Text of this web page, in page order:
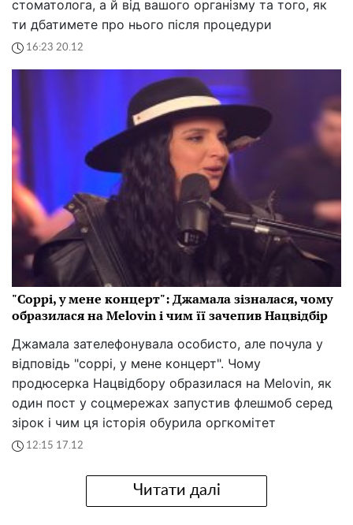
стоматолога, а й від вашого організму та того, як
ти дбатимете про нього після процедури
16:23 20.12
"Соррі, у мене концерт": Джамала зізналася, чому
образилася на Melovin і чим її зачепив Нацвідбір
Джамала зателефонувала особисто, але почула у
відповідь "соррі, у мене концерт". Чому
продюсерка Нацвідбору образилася на Melovin, як
один пост у соцмережах запустив флешмоб серед
зірок і чим ця історія обурила оргкомітет
12:15 17.12
Читати далі